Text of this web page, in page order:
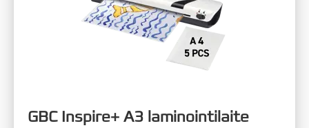
GBC Inspire+ A3 laminointilaite